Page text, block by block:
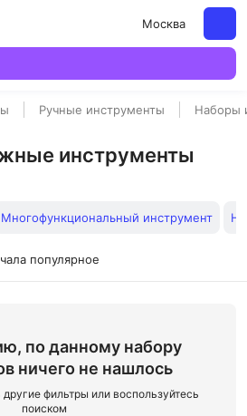
Москва
Ручные инструменты Наборы
инструменты
Многофункциональный инструмент
популярное
по данному набору
ничего не нашлось
фильтры или воспользуйтесь
поиском